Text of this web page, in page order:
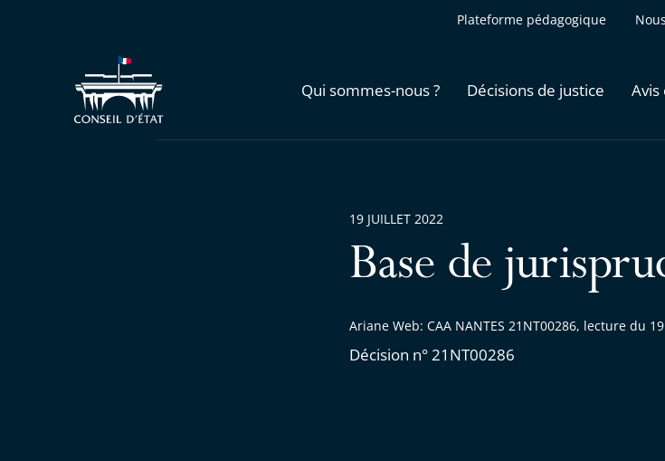
Plateforme pédagogique
Qui sommes-nous ? Décisions de justice
Base de
Ariane Web: CAA NANTES 21NT00286, lecture du
Décision n° 21NT00286
19 JUILLET 2022